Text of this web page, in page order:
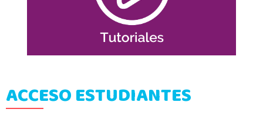
Funcionalidades generales
ACCESO ESTUDIANTES